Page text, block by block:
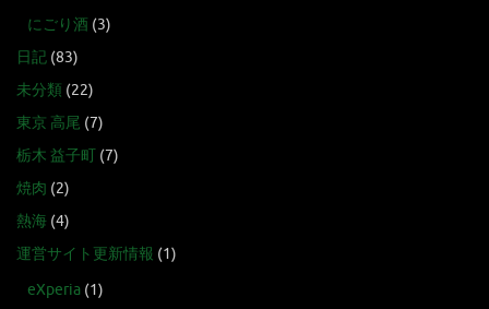
にごり酒 (3)
日記 (83)
未分類 (22)
東京 高尾 (7)
栃木 益子町 (7)
焼肉 (2)
熱海 (4)
運営サイト更新情報 (1)
eXperia (1)